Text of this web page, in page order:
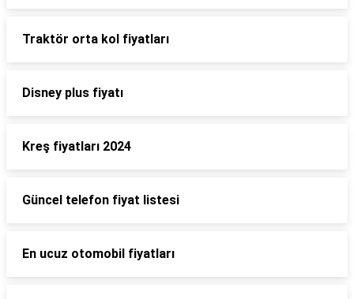
Traktör orta kol fiyatları
Disney plus fiyatı
Kreş fiyatları 2024
Güncel telefon fiyat listesi
En ucuz otomobil fiyatları